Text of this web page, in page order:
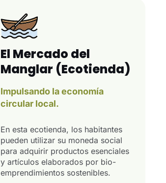
El Mercado del
Manglar (Ecotienda)
Impulsando la economía
circular local.
En esta ecotienda, los habitantes
pueden utilizar su moneda social
para adquirir productos esenciales
y artículos elaborados por bio-
emprendimientos sostenibles.